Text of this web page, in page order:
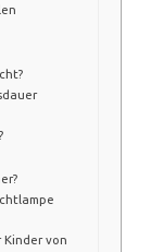
Kinder von